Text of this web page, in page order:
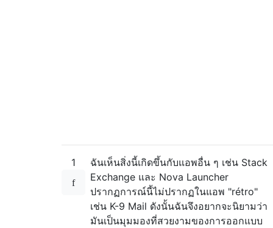
1
ฉันเห็นสิ่งนี้เกิดขึ้นกับแอพอื่น ๆ เช่น Stack
Exchange และ Nova Launcher
ปรากฏการณ์นี้ไม่ปรากฏในแอพ "rétro"
เช่น K-9 Mail ดังนั้นฉันจึงอยากจะนิยามว่า
มันเป็นมุมมองที่สวยงามของการออกแบบ